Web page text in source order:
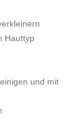
Hauttyp
und mit